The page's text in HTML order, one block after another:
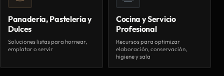
Panadería, Pastelería y
Dulces
Soluciones listas para hornear,
emplatar o servir
Cocina y Servicio
Profesional
Recursos para optimizar
elaboración, conservación,
higiene y sala